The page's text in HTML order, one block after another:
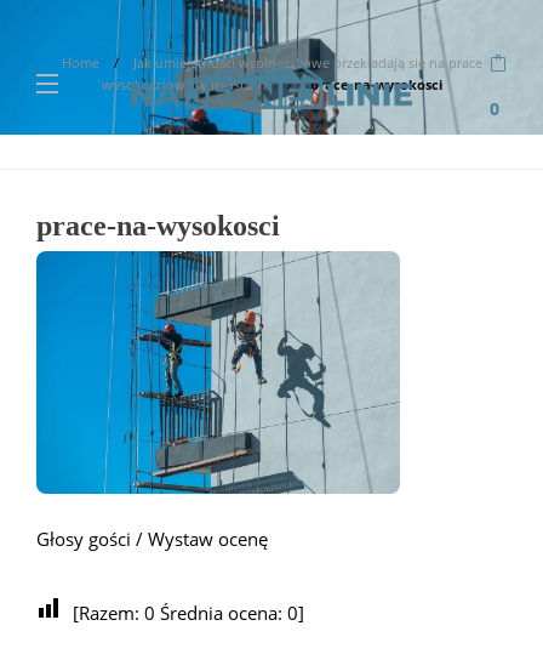
0
Home
Jak umiejętności wspinaczkowe przekładają się na prace
wysokościowe w miastach?
prace-na-wysokosci
prace-na-wysokosci
Głosy gości / Wystaw ocenę
[Razem: 0 Średnia ocena: 0]